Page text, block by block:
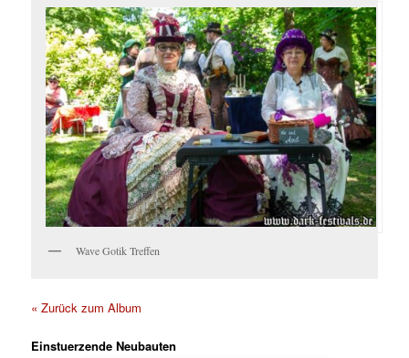
Wave Gotik Treffen
« Zurück zum Album
Einstuerzende Neubauten